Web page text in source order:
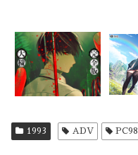
1993 ADV PC98